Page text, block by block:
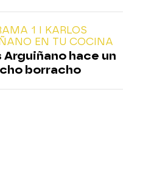
1 I KARLOS
EN TU COCINA
Arguiñano hace un
borracho